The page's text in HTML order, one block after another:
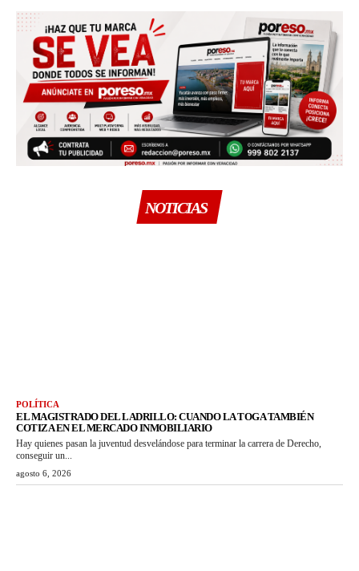
NOTICIAS
POLÍTICA
EL MAGISTRADO DEL LADRILLO: CUANDO LA TOGA TAMBIÉN
COTIZA EN EL MERCADO INMOBILIARIO
Hay quienes pasan la juventud desvelándose para terminar la carrera de Derecho,
conseguir un...
agosto 6, 2026